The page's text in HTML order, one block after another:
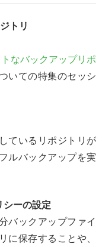
トリ
なバックアップリポ
いての特集のセッシ
ているリポジトリが
ルバックアップを実
シーの設定
バックアップファイ
に保存することや、